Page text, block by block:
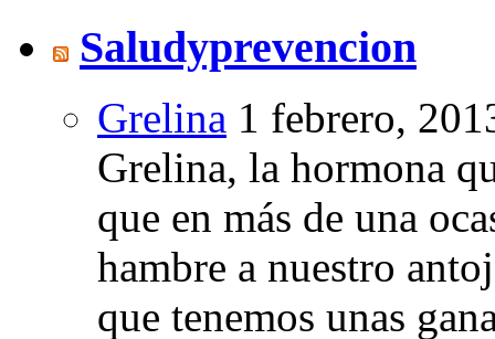
Saludyprevencion
Grelina 1 febrero,
Grelina, la hormona
que en más de una
hambre a nuestro
que tenemos unas